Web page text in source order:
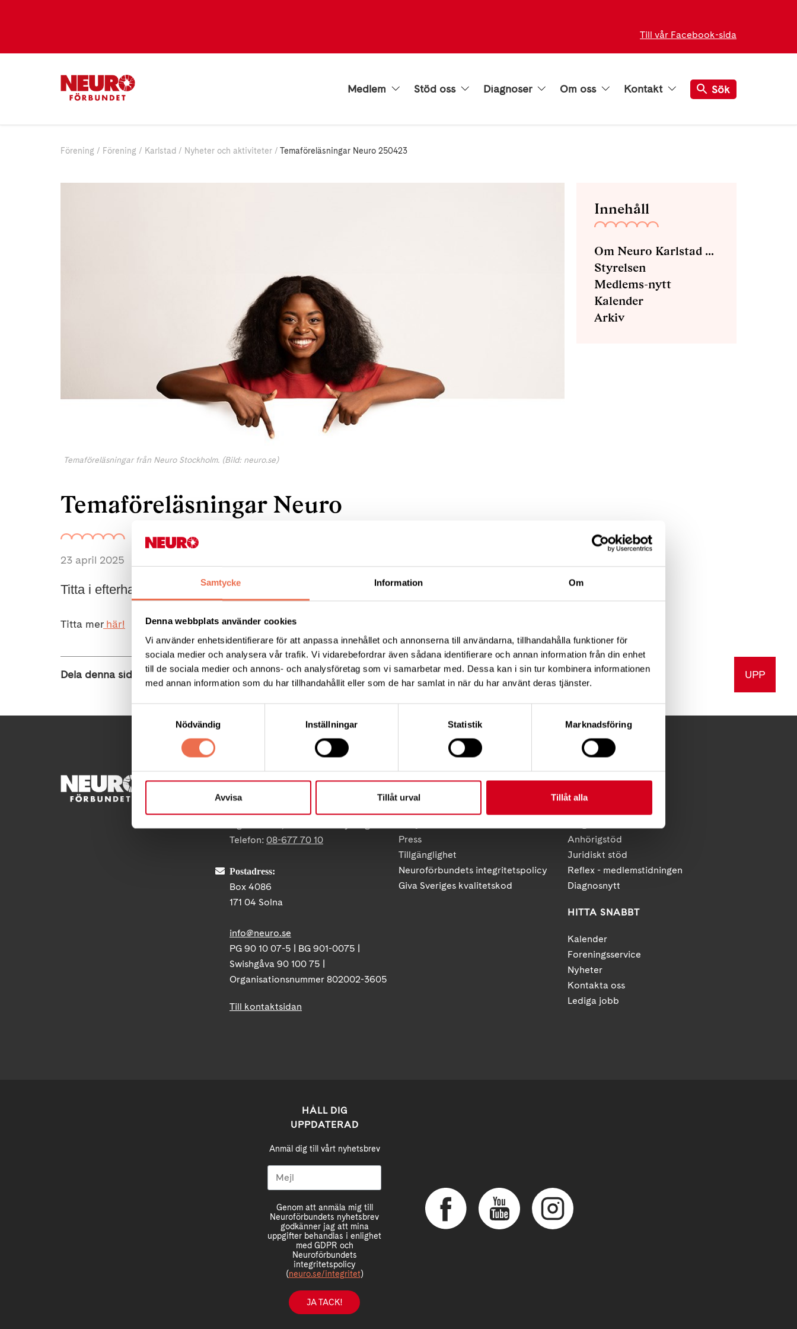
Samtycke Information Om
Denna webbplats använder cookies
Vi använder enhetsidentifierare för att anpassa innehållet och annonserna till användarna, tillhandahålla funktioner för
sociala medier och analysera vår trafik. Vi vidarebefordrar även sådana identifierare och annan information från din enhet
till de sociala medier och annons- och analysföretag som vi samarbetar med. Dessa kan i sin tur kombinera informationen
med annan information som du har tillhandahållit eller som de har samlat in när du har använt deras tjänster.
Nödvändig
Inställningar Statistik Marknadsföring
Avvisa Tillåt urval Tillåt alla
Till vår Facebook-sida
Medlem Stöd oss Diagnoser Om oss Kontakt Sök
Förening Förening Karlstad Nyheter och aktiviteter Temaföreläsningar Neuro 250423
Temaföreläsningar från Neuro Stockholm. (Bild: neuro.se)
Temaföreläsningar Neuro
23 april 2025
Titta i efterhand på temaföreläsningar från Neuro Stockholm.
Titta merhär!
Dela denna sida: Tipsa Skriv ut
Innehåll
Om Neuro Karlstad med omnejd
Styrelsen
Medlems-nytt
Kalender
Arkiv
UPP
KONTAKT
Telefon: 08-677 70 10
Postadress:
Box 4086
171 04 Solna
info@neuro.se
PG 90 10 07-5 | BG 901-0075 |
Swishgåva 90 100 75 |
Organisationsnummer 802002-3605
Till kontaktsidan
FÖRDJUPNING
Press
Tillgänglighet
Neuroförbundets integritetspolicy
Giva Sveriges kvalitetskod
FÖR MEDLEMMAR
Anhörigstöd
Juridiskt stöd
Reflex - medlemstidningen
Diagnosnytt
HITTA SNABBT
Kalender
Foreningsservice
Nyheter
Kontakta oss
Lediga jobb
HÅLL DIG
UPPDATERAD
Anmäl dig till vårt nyhetsbrev
Genom att anmäla mig till
Neuroförbundets nyhetsbrev
godkänner jag att mina
uppgifter behandlas i enlighet
med GDPR och
Neuroförbundets
integritetspolicy
(neuro.se/integritet)
JA TACK!